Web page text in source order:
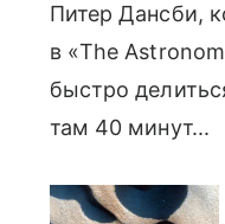
Питер Дансби,
в «The
быстро
там 40 минут...